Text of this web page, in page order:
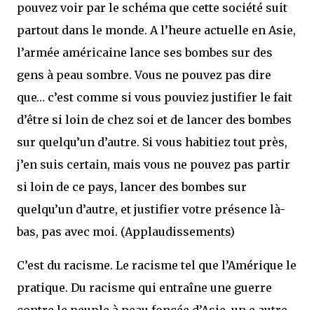
pouvez voir par le schéma que cette société suit
partout dans le monde. A l’heure actuelle en Asie,
l’armée américaine lance ses bombes sur des
gens à peau sombre. Vous ne pouvez pas dire
que… c’est comme si vous pouviez justifier le fait
d’être si loin de chez soi et de lancer des bombes
sur quelqu’un d’autre. Si vous habitiez tout près,
j’en suis certain, mais vous ne pouvez pas partir
si loin de ce pays, lancer des bombes sur
quelqu’un d’autre, et justifier votre présence là-
bas, pas avec moi. (Applaudissements)
C’est du racisme. Le racisme tel que l’Amérique le
pratique. Du racisme qui entraîne une guerre